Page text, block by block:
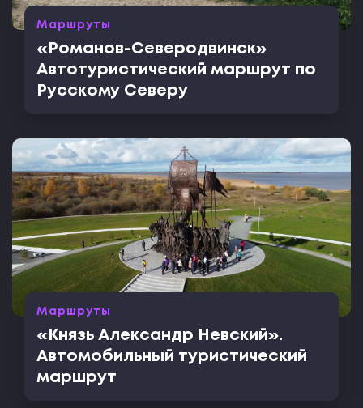
Маршруты
«Романов-Северодвинск»
Автотуристический маршрут по
Русскому Северу
Маршруты
«Князь Александр Невский».
Автомобильный туристический
маршрут